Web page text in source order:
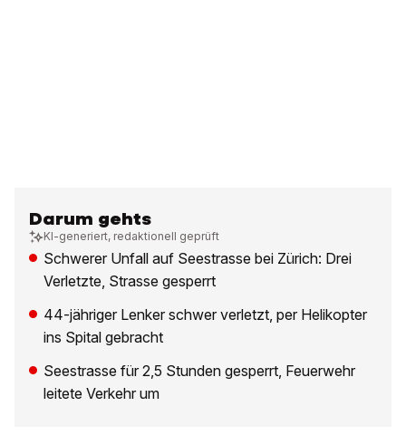
Darum gehts
KI-generiert, redaktionell geprüft
Schwerer Unfall auf Seestrasse bei Zürich: Drei
Verletzte, Strasse gesperrt
44-jähriger Lenker schwer verletzt, per Helikopter
ins Spital gebracht
Seestrasse für 2,5 Stunden gesperrt, Feuerwehr
leitete Verkehr um